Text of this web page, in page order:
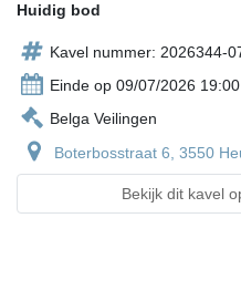
Huidig bod
Kavel nummer: 2026344-
Einde op 09/07/2026 19:00
Belga Veilingen
Boterbosstraat 6, 3550
Bekijk dit kavel